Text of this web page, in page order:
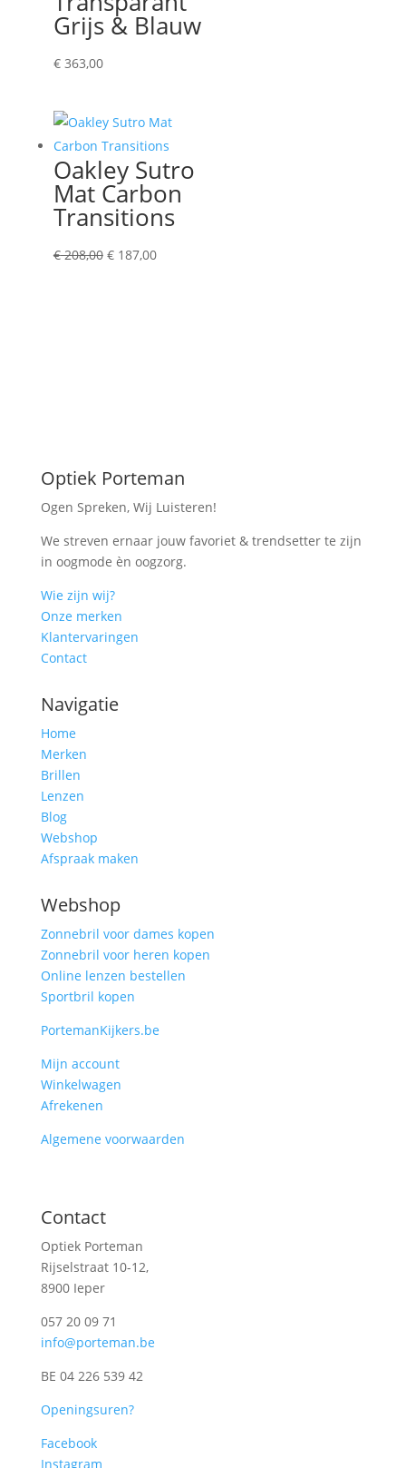
Grijs & Blauw
€363,00
Oakley Sutro
Mat Carbon
Transitions
€208,00 Oorspronkelijke
€187,00Huidige
Optiek Porteman
Ogen Spreken, Wij Luisteren!
We streven ernaar jouw favoriet & trendsetter te zijn
in oogmode èn oogzorg.
Wie zijn wij?
Onze merken
Klantervaringen
Contact
Navigatie
Home
Merken
Brillen
Lenzen
Blog
Webshop
Afspraak maken
Webshop
Zonnebril voor dames kopen
Zonnebril voor heren kopen
Online lenzen bestellen
Sportbril kopen
PortemanKijkers.be
Mijn account
Winkelwagen
Afrekenen
Algemene voorwaarden
Contact
Optiek Porteman
Rijselstraat 10-12,
8900 Ieper
057 20 09 71
info@porteman.be
BE 04 226 539 42
Openingsuren?
Facebook
Instagram